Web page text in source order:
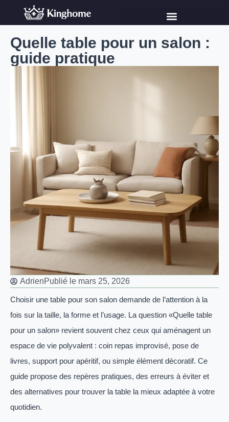
Quelle table pour un salon :
guide pratique
AdrienPublié le mars 25, 2026
Choisir une table pour son salon demande de l’attention à la
fois sur la taille, la forme et l’usage. La question «Quelle table
pour un salon» revient souvent chez ceux qui aménagent un
espace de vie polyvalent : coin repas improvisé, pose de
livres, support pour apéritif, ou simple élément décoratif. Ce
guide propose des repères pratiques, des erreurs à éviter et
des alternatives pour trouver la table la mieux adaptée à votre
quotidien.